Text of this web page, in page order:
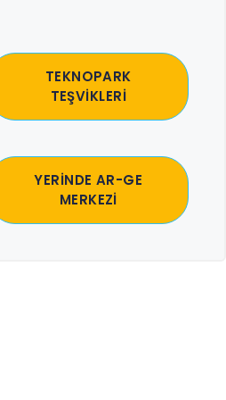
TEKNOPARK
TEŞVİKLERİ
YERİNDE AR-GE
MERKEZİ